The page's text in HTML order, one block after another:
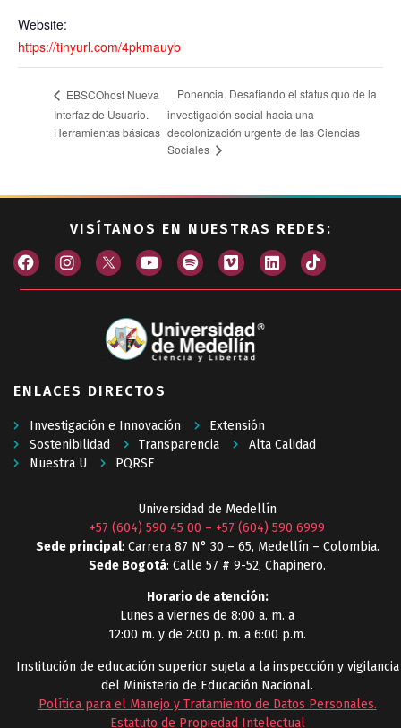
Website:
https://tinyurl.com/4pkmauyb
EBSCOhost Nueva
Interfaz de Usuario.
Herramientas básicas
Ponencia. Desafiando el status quo de la
investigación social hacia una
decolonización urgente de las Ciencias
Sociales
VISÍTANOS EN NUESTRAS REDES:
ENLACES DIRECTOS
Investigación e Innovación
Extensión
Sostenibilidad
Transparencia
Alta Calidad
Nuestra U
PQRSF
Universidad de Medellín
+57 (604) 590 45 00 – +57 (604) 590 6999
Sede principal: Carrera 87 N° 30 – 65, Medellín – Colombia.
Sede Bogotá: Calle 57 # 9-52, Chapinero.
Horario de atención:
Lunes a viernes de 8:00 a. m. a
12:00 m. y de 2:00 p. m. a 6:00 p.m.
Institución de educación superior sujeta a la inspección y vigilancia
del Ministerio de Educación Nacional.
Política para el Manejo y Tratamiento de Datos Personales.
Estatuto de Propiedad Intelectual